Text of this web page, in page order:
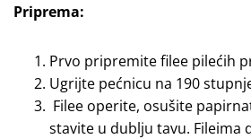
Priprema:
Prvo pripremite filee pilećih
Ugrijte pećnicu na 190
Filee operite, osušite
stavite u dublju tavu. Fileima